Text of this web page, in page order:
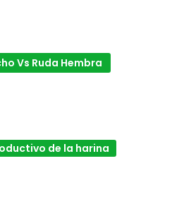
Vs Ruda Hembra
de la harina